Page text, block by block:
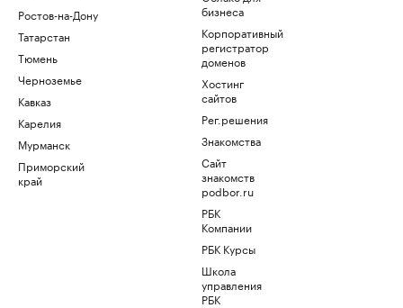
Ростов-на-Дону
Татарстан
Тюмень
Черноземье
Кавказ
Карелия
Мурманск
Приморский
край
бизнеса
Корпоративный
регистратор
доменов
Хостинг
сайтов
Рег.решения
Знакомства
Сайт
знакомств
podbor.ru
РБК
Компании
РБК Курсы
Школа
управления
РБК